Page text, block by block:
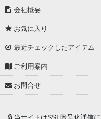
会社概要
お気に入り
最近チェックしたアイテム
ご利用案内
お問合せ
🔒 当サイトはSSL暗号化通信